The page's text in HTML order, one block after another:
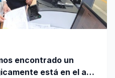
encontrado un
está en el año